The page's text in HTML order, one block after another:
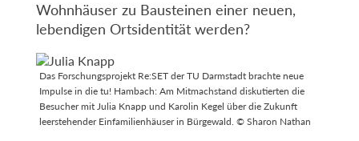
Wohnhäuser zu Bausteinen einer neuen,
lebendigen Ortsidentität werden?
Das Forschungsprojekt Re:SET der TU Darmstadt brachte neue
Impulse in die tu! Hambach: Am Mitmachstand diskutierten die
Besucher mit Julia Knapp und Karolin Kegel über die Zukunft
leerstehender Einfamilienhäuser in Bürgewald. © Sharon Nathan